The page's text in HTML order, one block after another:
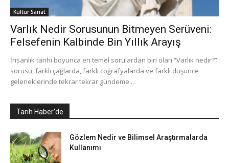
Kültür Sanat
Varlık Nedir Sorusunun Bitmeyen Serüveni:
Felsefenin Kalbinde Bin Yıllık Arayış
İnsanlık tarihi boyunca en temel sorulardan biri olan “Varlık nedir?”
sorusu, farklı çağlarda, farklı coğrafyalarda ve farklı düşünce
geleneklerinde tekrar tekrar gündeme...
Tarih Haber'de
Gözlem Nedir ve Bilimsel Araştırmalarda
Kullanımı